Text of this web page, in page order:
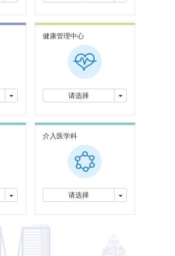
切换下拉菜单
健康管理中心
请选择 切换下拉菜单
切换下拉菜单
介入医学科
请选择 切换下拉菜单